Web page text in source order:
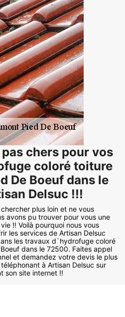
chers pour vos
coloré toiture
De Boeuf dans le
Delsuc !!!
chercher plus loin et ne vous
avons pu trouver pour vous une
!! Voilà pourquoi nous vous
les services de Artisan Delsuc
les travaux d`hydrofuge coloré
dans le 72500. Faites appel
et demandez votre devis le plus
à Artisan Delsuc sur
son site internet !!